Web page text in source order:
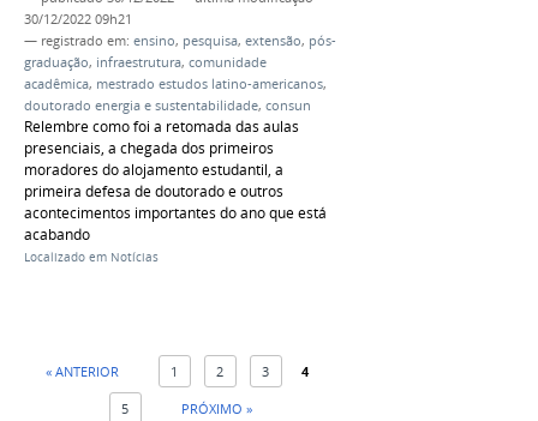
30/12/2022 09h21
— registrado em: ensino, pesquisa, extensão, pós-
graduação, infraestrutura, comunidade
acadêmica, mestrado estudos latino-americanos,
doutorado energia e sustentabilidade, consun
Relembre como foi a retomada das aulas
presenciais, a chegada dos primeiros
moradores do alojamento estudantil, a
primeira defesa de doutorado e outros
acontecimentos importantes do ano que está
acabando
Localizado em Notícias
« ANTERIOR 1 2 3 4
5 PRÓXIMO »